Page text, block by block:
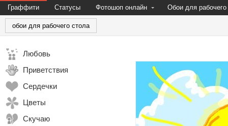
Граффити Статусы Фотошоп онлайн Обои для рабочего
обои для рабочего стола
Любовь
Приветствия
Сердечки
Цветы
Скучаю